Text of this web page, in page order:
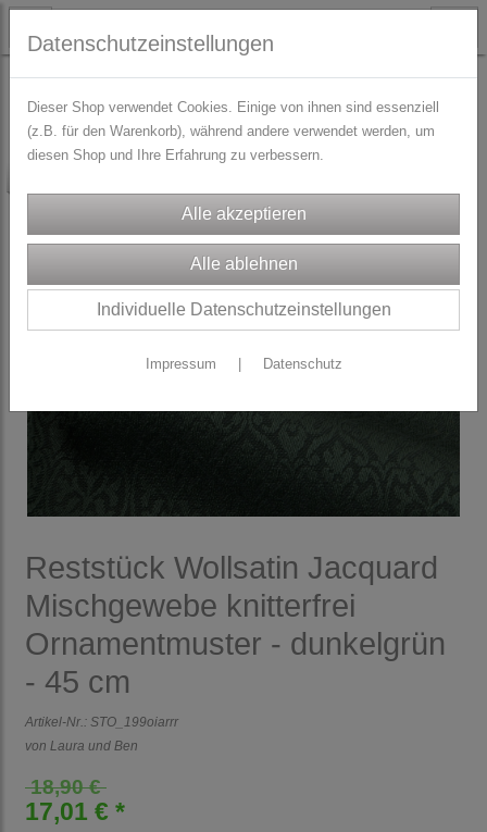
STOFFE knitterfreie Rockstoffe
Reststück Wollsatin Jacquard
Mischgewebe knitterfrei
Ornamentmuster - dunkelgrün
- 45 cm
Artikel-Nr.: STO_199oiarrr
von Laura und Ben
18,90 €
17,01 € *
Datenschutzeinstellungen
Dieser Shop verwendet Cookies. Einige von ihnen sind essenziell
(z.B. für den Warenkorb), während andere verwendet werden, um
diesen Shop und Ihre Erfahrung zu verbessern.
Individuelle Datenschutzeinstellungen
Impressum Datenschutz